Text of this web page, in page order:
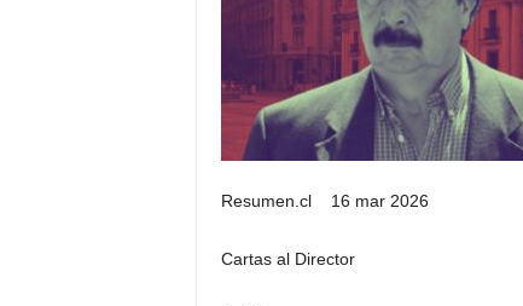
Resumen.cl 16 mar 2026
Cartas al Director